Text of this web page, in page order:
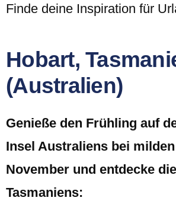
Finde deine Inspiration für
Hobart,
(Australien)
Genieße den Frühling auf
Insel Australiens bei milden
November und entdecke
Tasmaniens: